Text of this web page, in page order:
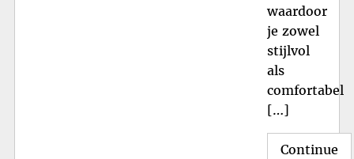
waardoor
je zowel
stijlvol
als
comfortabel
[…]
Continue